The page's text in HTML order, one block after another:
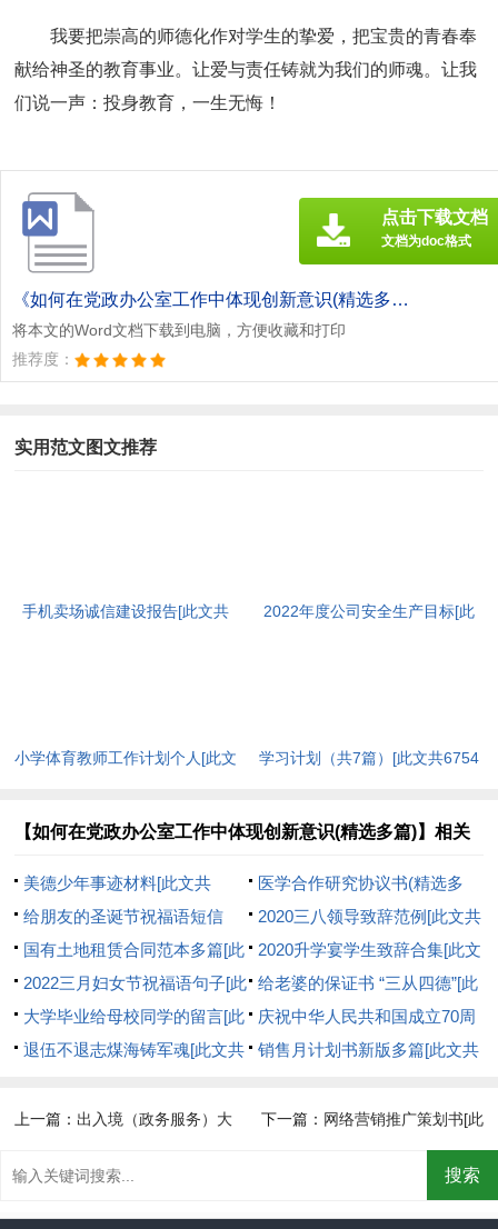
我要把崇高的师德化作对学生的挚爱，把宝贵的青春奉
献给神圣的教育事业。让爱与责任铸就为我们的师魂。让我
们说一声：投身教育，一生无悔！
《如何在党政办公室工作中体现创新意识(精选多篇)[此文共10219字].doc》
将本文的Word文档下载到电脑，方便收藏和打印
推荐度：
点击下载文档
文档为doc格式
实用范文图文推荐
手机卖场诚信建设报告[此文共
2022年度公司安全生产目标[此
小学体育教师工作计划个人[此文
学习计划（共7篇）[此文共6754
【如何在党政办公室工作中体现创新意识(精选多篇)】相关
文章：
美德少年事迹材料[此文共
10928字]
医学合作研究协议书(精选多
篇)[此文共5226字]
给朋友的圣诞节祝福语短信
（共2篇）[此文共3918字]
2020三八领导致辞范例[此文共
3579字]
国有土地租赁合同范本多篇[此
文共4049字]
2020升学宴学生致辞合集[此文
共2389字]
2022三月妇女节祝福语句子[此
文共4401字]
给老婆的保证书 “三从四德”[此
文共5126字]
大学毕业给母校同学的留言[此
文共3023字]
庆祝中华人民共和国成立70周
年“心系祖国，健康成长”活动方
退伍不退志煤海铸军魂[此文共
销售月计划书新版多篇[此文共
上一篇： 出入境（政务服务）大 下一篇： 网络营销推广策划书[此
文共7457字]